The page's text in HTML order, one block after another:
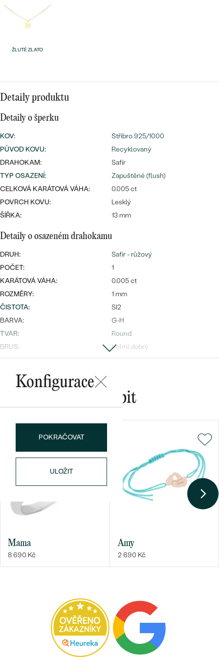
Wave kolekce
PODLE TVARU KAMENE
Bestsellery
přívěsky
Nejprodávanější
prsteny
PROHLÉDNOUT
ŽLUTÉ ZLATO
Detaily produktu
Detaily o šperku
KOV:
Stříbro 925/1000
PŮVOD KOVU:
Recyklovaný
DRAHOKAM:
Safír
TYP OSAZENÍ:
Zapuštěné (flush)
CELKOVÁ KARÁTOVÁ VÁHA:
0.005 ct
POVRCH KOVU:
Lesklý
ŠÍŘKA:
13 mm
Detaily o osazeném drahokamu
DRUH:
Safír - růžový
POČET:
1
KARÁTOVÁ VÁHA:
0.005 ct
ROZMĚRY:
1 mm
ČISTOTA:
SI2
BARVA:
G-H
TVAR:
Round
BRUS:
Velmi dobrý
PŮVOD:
Přírodní
Konfigurace
POKRAČOVAT
ULOŽIT
Mohlo by se vám líbit
Mama
8 690 Kč
Amy
2 690 Kč